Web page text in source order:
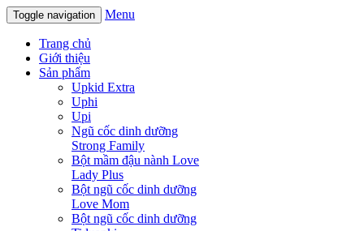
Toggle navigation Menu
Trang chủ
Giới thiệu
Sản phẩm
Upkid Extra
Uphi
Upi
Ngũ cốc dinh dưỡng
Strong Family
Bột mầm đậu nành Love
Lady Plus
Bột ngũ cốc dinh dưỡng
Love Mom
Bột ngũ cốc dinh dưỡng